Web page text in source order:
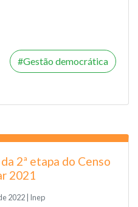
Gestão democrática
2ª etapa do Censo
2021
2022 | Inep